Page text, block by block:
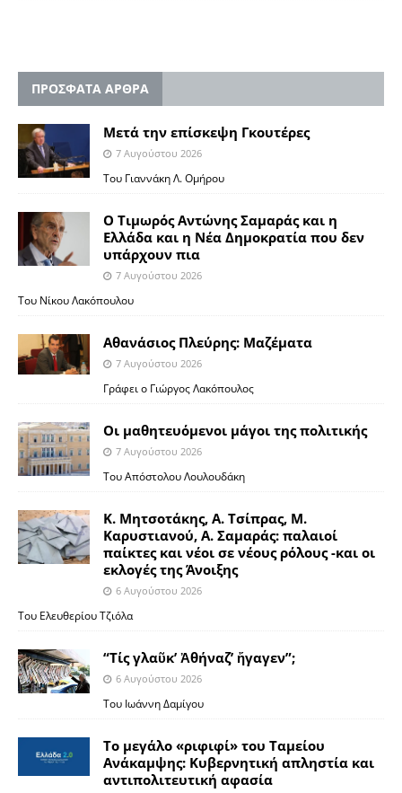
ΠΡΟΣΦΑΤΑ ΑΡΘΡΑ
Μετά την επίσκεψη Γκουτέρες
7 Αυγούστου 2026
Του Γιαννάκη Λ. Ομήρου
Ο Τιμωρός Αντώνης Σαμαράς και η
Ελλάδα και η Νέα Δημοκρατία που δεν
υπάρχουν πια
7 Αυγούστου 2026
Του Νίκου Λακόπουλου
Αθανάσιος Πλεύρης: Μαζέματα
7 Αυγούστου 2026
Γράφει ο Γιώργος Λακόπουλος
Οι μαθητευόμενοι μάγοι της πολιτικής
7 Αυγούστου 2026
Του Απόστολου Λουλουδάκη
Κ. Μητσοτάκης, Α. Τσίπρας, Μ.
Καρυστιανού, Α. Σαμαράς: παλαιοί
παίκτες και νέοι σε νέους ρόλους -και οι
εκλογές της Άνοιξης
6 Αυγούστου 2026
Του Ελευθερίου Τζιόλα
“Τίς γλαῦκ’ Ἀθήναζ’ ἤγαγεν”;
6 Αυγούστου 2026
Του Ιωάννη Δαμίγου
Το μεγάλο «ριφιφί» του Ταμείου
Ανάκαμψης: Κυβερνητική απληστία και
αντιπολιτευτική αφασία